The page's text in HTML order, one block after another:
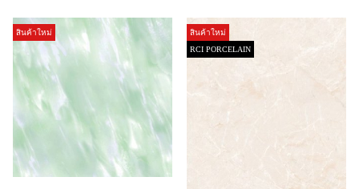
สินค้าใหม่
สินค้าใหม่
RCI PORCELAIN